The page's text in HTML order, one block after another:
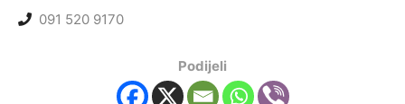
091 520 9170
Podijeli